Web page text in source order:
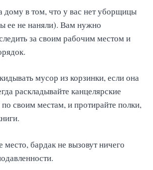
в том, что у вас нет уборщицы
ее не наняли). Вам нужно
за своим рабочим местом и
мусор из корзинки, если она
раскладывайте канцелярские
своим местам, и протирайте полки,
бардак не вызовут ничего